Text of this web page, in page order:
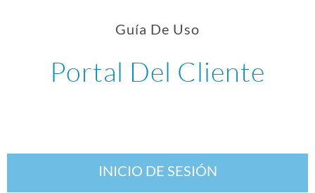
Guía De Uso
Portal Del Cliente
INICIO DE SESIÓN